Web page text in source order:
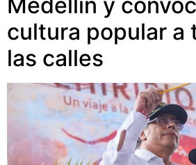
cultura popular a
las calles